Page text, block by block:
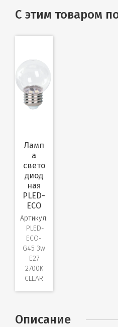
С этим товаром
Ламп
а
свето
диод
ная
PLED-
ECO
Артикул:
PLED-
ECO-
G45 3w
E27
2700K
CLEAR
Описание